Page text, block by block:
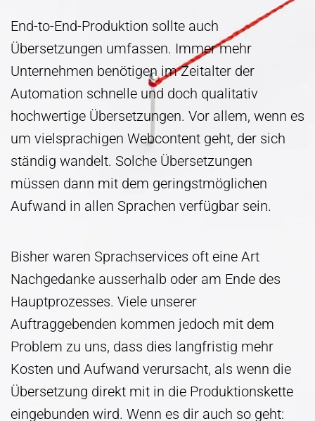
End-to-End-Produktion sollte auch
Übersetzungen umfassen. Immer mehr
Unternehmen benötigen im Zeitalter der
Automation schnelle und doch qualitativ
hochwertige Übersetzungen. Vor allem, wenn es
um vielsprachigen Webcontent geht, der sich
ständig wandelt. Solche Übersetzungen
müssen dann mit dem geringstmöglichen
Aufwand in allen Sprachen verfügbar sein.
Bisher waren Sprachservices oft eine Art
Nachgedanke ausserhalb oder am Ende des
Hauptprozesses. Viele unserer
Auftraggebenden kommen jedoch mit dem
Problem zu uns, dass dies langfristig mehr
Kosten und Aufwand verursacht, als wenn die
Übersetzung direkt mit in die Produktionskette
eingebunden wird. Wenn es dir auch so geht: